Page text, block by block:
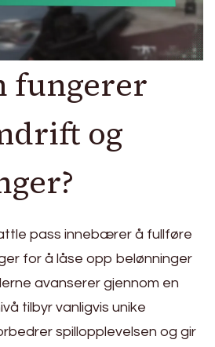
fungerer
og
pass innebærer å fullføre
for å låse opp belønninger
avanserer gjennom en
tilbyr vanligvis unike
spillopplevelsen og gir